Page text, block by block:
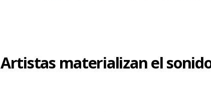
Artistas materializan el